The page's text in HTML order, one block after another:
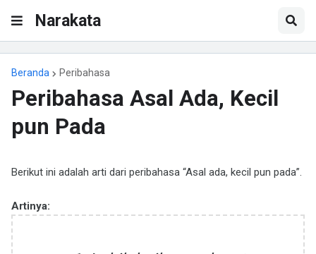
Narakata
Beranda Peribahasa
Peribahasa Asal Ada, Kecil
pun Pada
Berikut ini adalah arti dari peribahasa “Asal ada, kecil pun pada”.
Artinya: